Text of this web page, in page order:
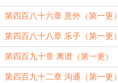
更）
第四百八十六章 意外（第一更）
第四百八十八章 乐子（第一更）
第四百九十章 离谱（第一更）
第四百九十二章 沟通（第一更）